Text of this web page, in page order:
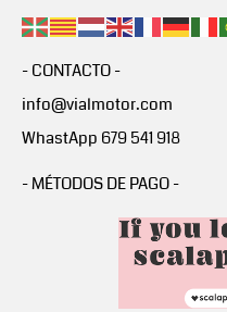
- CONTACTO -
info@vialmotor.com
WhastApp 679 541 918
- MÉTODOS DE PAGO -